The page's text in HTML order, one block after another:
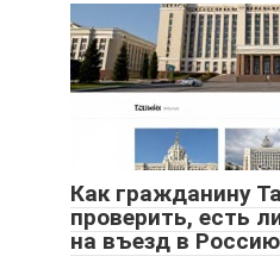
Как гражданину
проверить, есть
на въезд в